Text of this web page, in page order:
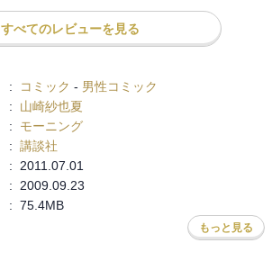
すべてのレビューを見る
: コミック - 男性コミック
:
山崎紗也夏
:
モーニング
: 講談社
:
2011.07.01
:
2009.09.23
: 75.4MB
もっと見る